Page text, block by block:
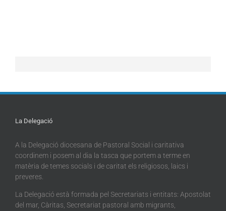
La Delegació
A la Delegació diocesana de Pastoral Social i caritativa
coordinem i posem al dia la tasca que portem a terme en
matèria de temes socials i de caritat els religiosos, laics i
preveres.
La Delegació està formada pel Secretariats i entitats: Apostolat
del mar, Càritas, Secretariat pastoral amb migrants,